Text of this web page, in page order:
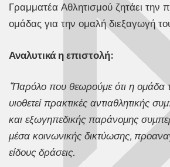
Γραμματέα Αθλητισμού ζητάει την
ομάδας για την ομαλή διεξαγωγή
Αναλυτικά η επιστολή:
“Παρόλο που θεωρούμε ότι η ομάδα
υιοθετεί πρακτικές αντιαθλητικής
και εξωγηπεδικής παράνομης
μέσα κοινωνικής δικτύωσης,
είδους δράσεις.